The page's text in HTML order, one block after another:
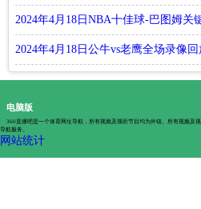
2024年4月18日NBA十佳球-巴图姆关
2024年4月18日公牛vs老鹰全场录像
电脑版
360直播吧是一个体育网址导航，所有视频及视听节目均为外链。所有视频及
导航服务。
网站统计